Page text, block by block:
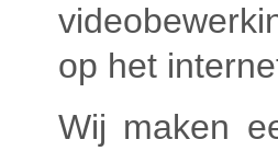
op het
Wij maken